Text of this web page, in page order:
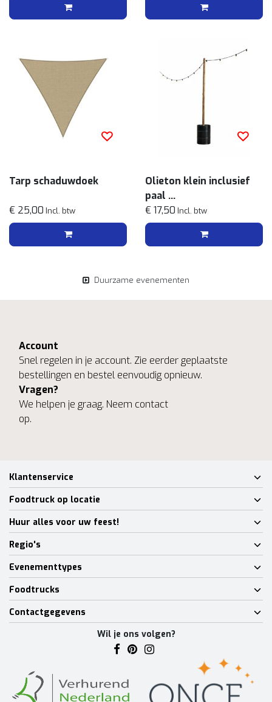
Tarp schaduwdoek
€ 25,00 Incl. btw
Olieton klein inclusief
paal
Zwart
€ 17,50 Incl. btw
Duurzame evenementen
Account
Snel regelen in je account. Zie eerder geplaatste
bestellingen en bestel eenvoudig opnieuw.
Vragen?
We helpen je graag. Neem contact
op.
Klantenservice
Foodtruck op locatie
Huur alles voor uw feest!
Regio's
Evenementtypes
Foodtrucks
Contactgegevens
Wil je ons volgen?